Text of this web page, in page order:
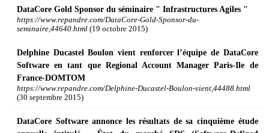
DataCore Gold Sponsor du séminaire " Infrastructures Agiles "
https://www.repandre.com/DataCore-Gold-Sponsor-du-
seminaire,44640.html (19 octobre 2015)
Delphine Ducastel Boulon vient renforcer l’équipe de DataCore
Software en tant que Regional Account Manager Paris-Ile de
France-DOMTOM
https://www.repandre.com/Delphine-Ducastel-Boulon-vient,44488.html
(30 septembre 2015)
DataCore Software annonce les résultats de sa cinquième étude